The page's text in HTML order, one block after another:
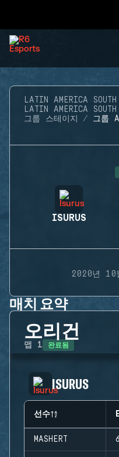
LATIN AMERICA
LATIN AMERICA
그룹 스테이지
그룹
ISURUS
2020년
매치 요약
오리건
맵 1 완료됨
ISURUS
선수
MASHERT